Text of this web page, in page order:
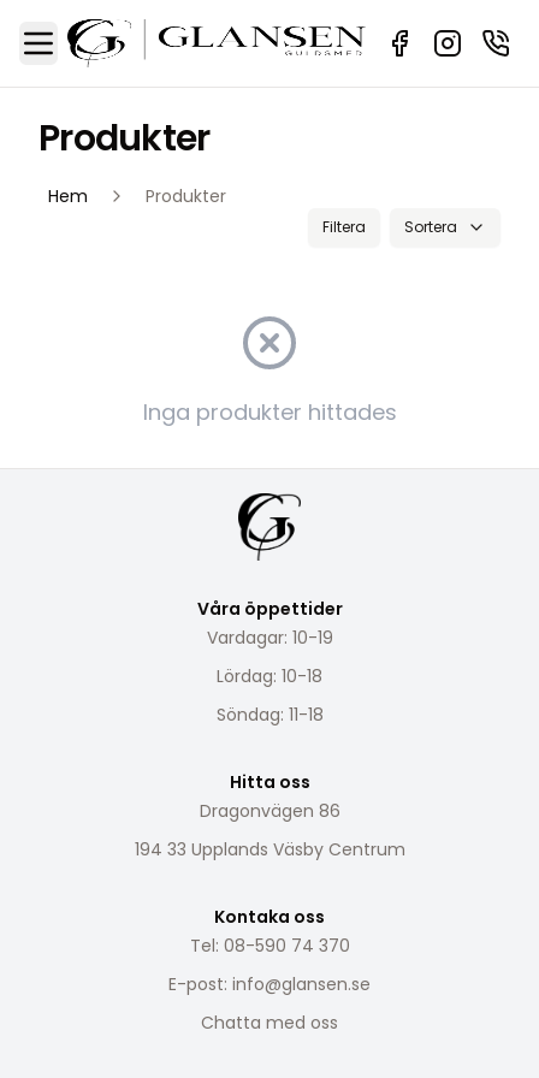
Toggle Menu
Sidebar
Produkter
Hem Produkter
Filtera Sortera
Inga produkter hittades
Våra öppettider
Vardagar: 10-19
Lördag: 10-18
Söndag: 11-18
Hitta oss
Dragonvägen 86
194 33 Upplands Väsby Centrum
Kontaka oss
Tel: 08-590 74 370
E-post: info@glansen.se
Chatta med oss